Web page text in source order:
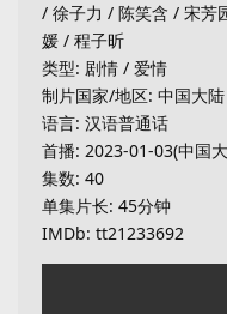
/ 徐子力 / 陈笑含 / 宋芳
媛 / 程子昕
类型: 剧情 / 爱情
制片国家/地区: 中国大陆
语言: 汉语普通话
首播: 2023-01-03(中国
集数: 40
单集片长: 45分钟
IMDb: tt21233692